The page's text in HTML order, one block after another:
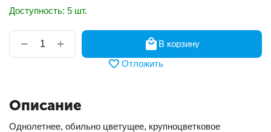
Доступность: 5 шт.
+
−
В корзину
Отложить
Описание
Однолетнее, обильно цветущее, крупноцветковое